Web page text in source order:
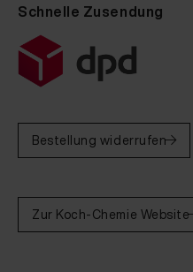
Schnelle Zusendung
Bestellung widerrufen
Zur Koch-Chemie Website